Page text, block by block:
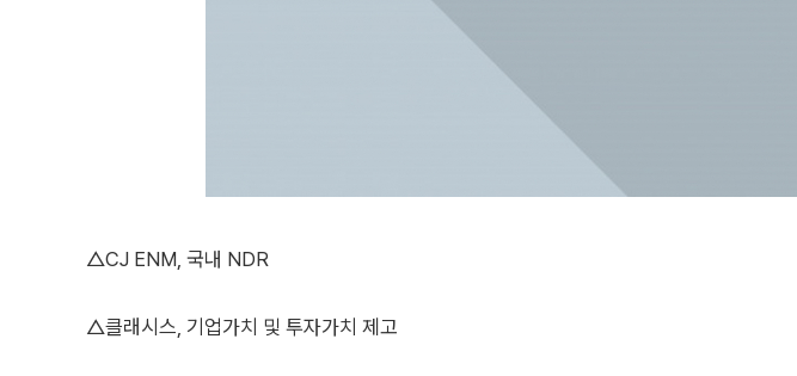
△CJ ENM, 국내 NDR
△클래시스, 기업가치 및 투자가치 제고